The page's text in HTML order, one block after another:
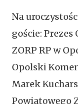
Na
goście:
ZORP RP w
Opolski
Marek
Powiatowego